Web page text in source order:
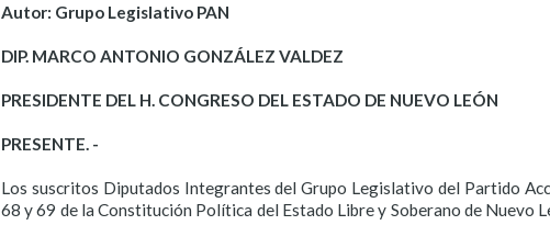
Autor: Grupo Legislativo PAN
DIP. MARCO ANTONIO GONZÁLEZ VALDEZ
PRESIDENTE DEL H. CONGRESO DEL ESTADO DE NUEVO LEÓN
PRESENTE. -
Los suscritos Diputados Integrantes del Grupo Legislativo del Partido
68 y 69 de la Constitución Política del Estado Libre y Soberano de Nuevo